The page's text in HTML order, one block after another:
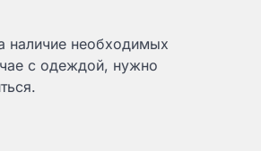
наличие необходимых
с одеждой, нужно